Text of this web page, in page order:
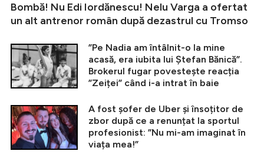
Bombă! Nu Edi Iordănescu! Nelu Varga a ofertat
un alt antrenor român după dezastrul cu Tromso
”Pe Nadia am întâlnit-o la mine
acasă, era iubita lui Ștefan Bănică”.
Brokerul fugar povestește reacția
”Zeiței” când i-a intrat în baie
A fost șofer de Uber și însoțitor de
zbor după ce a renunțat la sportul
profesionist: ”Nu mi-am imaginat în
viața mea!”